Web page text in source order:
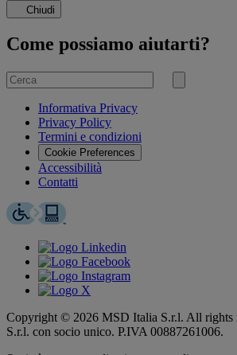
Chiudi
Come possiamo aiutarti?
Cerca
per
Invia
Informativa Privacy
Privacy Policy
Termini e condizioni
Cookie Preferences
Accessibilità
Contatti
Copyright © 2026 MSD Italia S.r.l. All rights
S.r.l. con socio unico. P.IVA 00887261006.